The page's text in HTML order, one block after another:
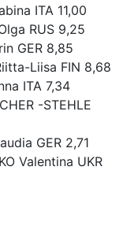
ITA 11,00
RUS 9,25
GER 8,85
Liisa FIN 8,68
ITA 7,34
-STEHLE
GER 2,71
Valentina UKR